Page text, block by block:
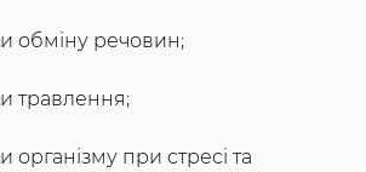
обміну речовин;
травлення;
організму при стресі та